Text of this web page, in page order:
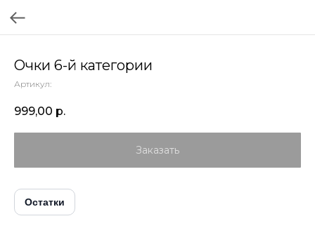
Очки 6-й категории
Артикул:
999,00 р.
Заказать
Остатки